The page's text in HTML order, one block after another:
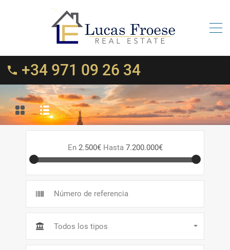
+34 971 09 26 34
En 2.500€ Hasta 7.200.000€
Todos los tipos